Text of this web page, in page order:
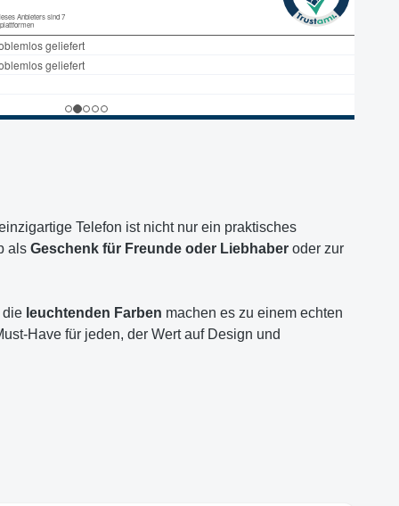
Telefon ist nicht nur ein praktisches
als Geschenk für Freunde oder Liebhaber oder zur
die leuchtenden Farben machen es zu einem echten
Have für jeden, der Wert auf Design und